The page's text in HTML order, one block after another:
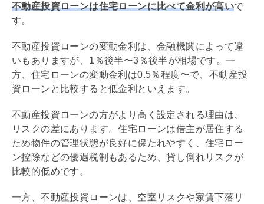
不動産投資ローンは住宅ローンに比べて金利が高いで
す。
不動産投資ローンの変動金利は、金融機関によって違
いもありますが、1％後半〜3％後半が相場です。一
方、 住宅ローンの変動金利は0.5％程度〜で、不動産投
資ローンと比較すると低金利といえます。
不動産投資ローンの方がより高く設定される理由は、
リスクの差にあります。住宅ローンは借主が居住する
ため物件の管理状態が良好に保たれやすく、 住宅ロー
ン控除などの優遇税制もあるため、貸し倒れリスクが
比較的低めです。
一方、不動産投資ローンは、空室リスクや家賃下落リ